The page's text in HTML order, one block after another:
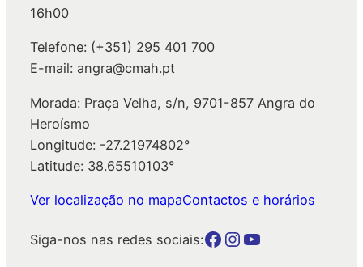
16h00
Telefone: (+351) 295 401 700
E-mail: angra@cmah.pt
Morada: Praça Velha, s/n, 9701-857 Angra do
Heroísmo
Longitude: -27.21974802°
Latitude: 38.65510103°
Ver localização no mapaContactos e horários
Siga-nos nas redes sociais:Botão para a página da autarquia no Facebook Botão para a página da autarquia no Instagram Botão para a página da autarquia no Youtube